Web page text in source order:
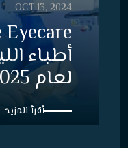
OCT 13, 2024
أطباء
لعام 2025
أقرأ المزيد